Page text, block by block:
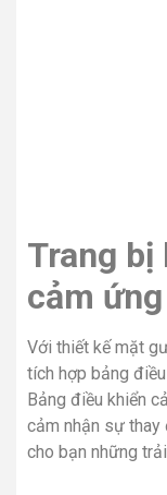
Trang bị
cảm
Với thiết kế mặt
tích hợp bảng
Bảng điều khiển
cảm nhận sự
cho bạn những